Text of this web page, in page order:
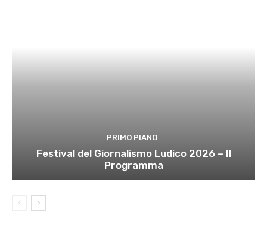
PRIMO PIANO
Festival del Giornalismo Ludico 2026 – Il
Programma